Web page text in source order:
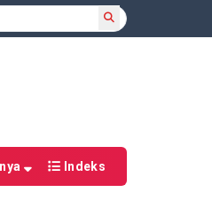
Indeks